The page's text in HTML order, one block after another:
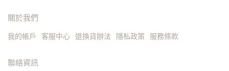
關於我們
我的帳戶 客服中心 退換貨辦法 隱私政策 服務條款
聯絡資訊